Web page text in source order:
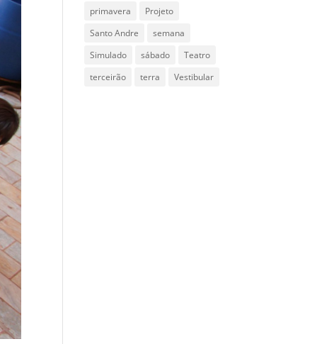
primavera
Projeto
Santo Andre
semana
Simulado
sábado
Teatro
terceirão
terra Vestibular